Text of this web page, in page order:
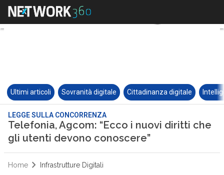
Ultimi articoli Sovranità digitale Cittadinanza digitale
LEGGE SULLA CONCORRENZA
Telefonia, Agcom: “Ecco i nuovi diritti che
gli utenti devono conoscere”
Home Infrastrutture Digitali